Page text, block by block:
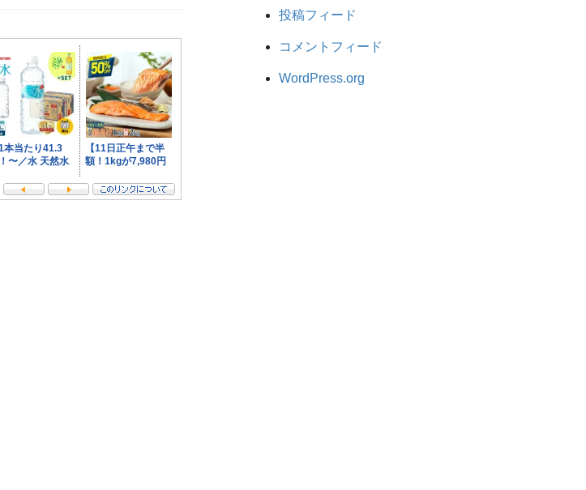
投稿フィード
コメントフィード
WordPress.org